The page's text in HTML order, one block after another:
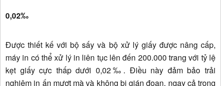
0,02‰
Được thiết kế với bộ sấy và bộ xử lý giấy được nâng cấp,
máy in có thể xử lý in liên tục lên đến 200.000 trang với tỷ lệ
kẹt giấy cực thấp dưới 0,02‰. Điều này đảm bảo trải
nghiệm in ấn mượt mà và không bị gián đoạn, ngay cả trong